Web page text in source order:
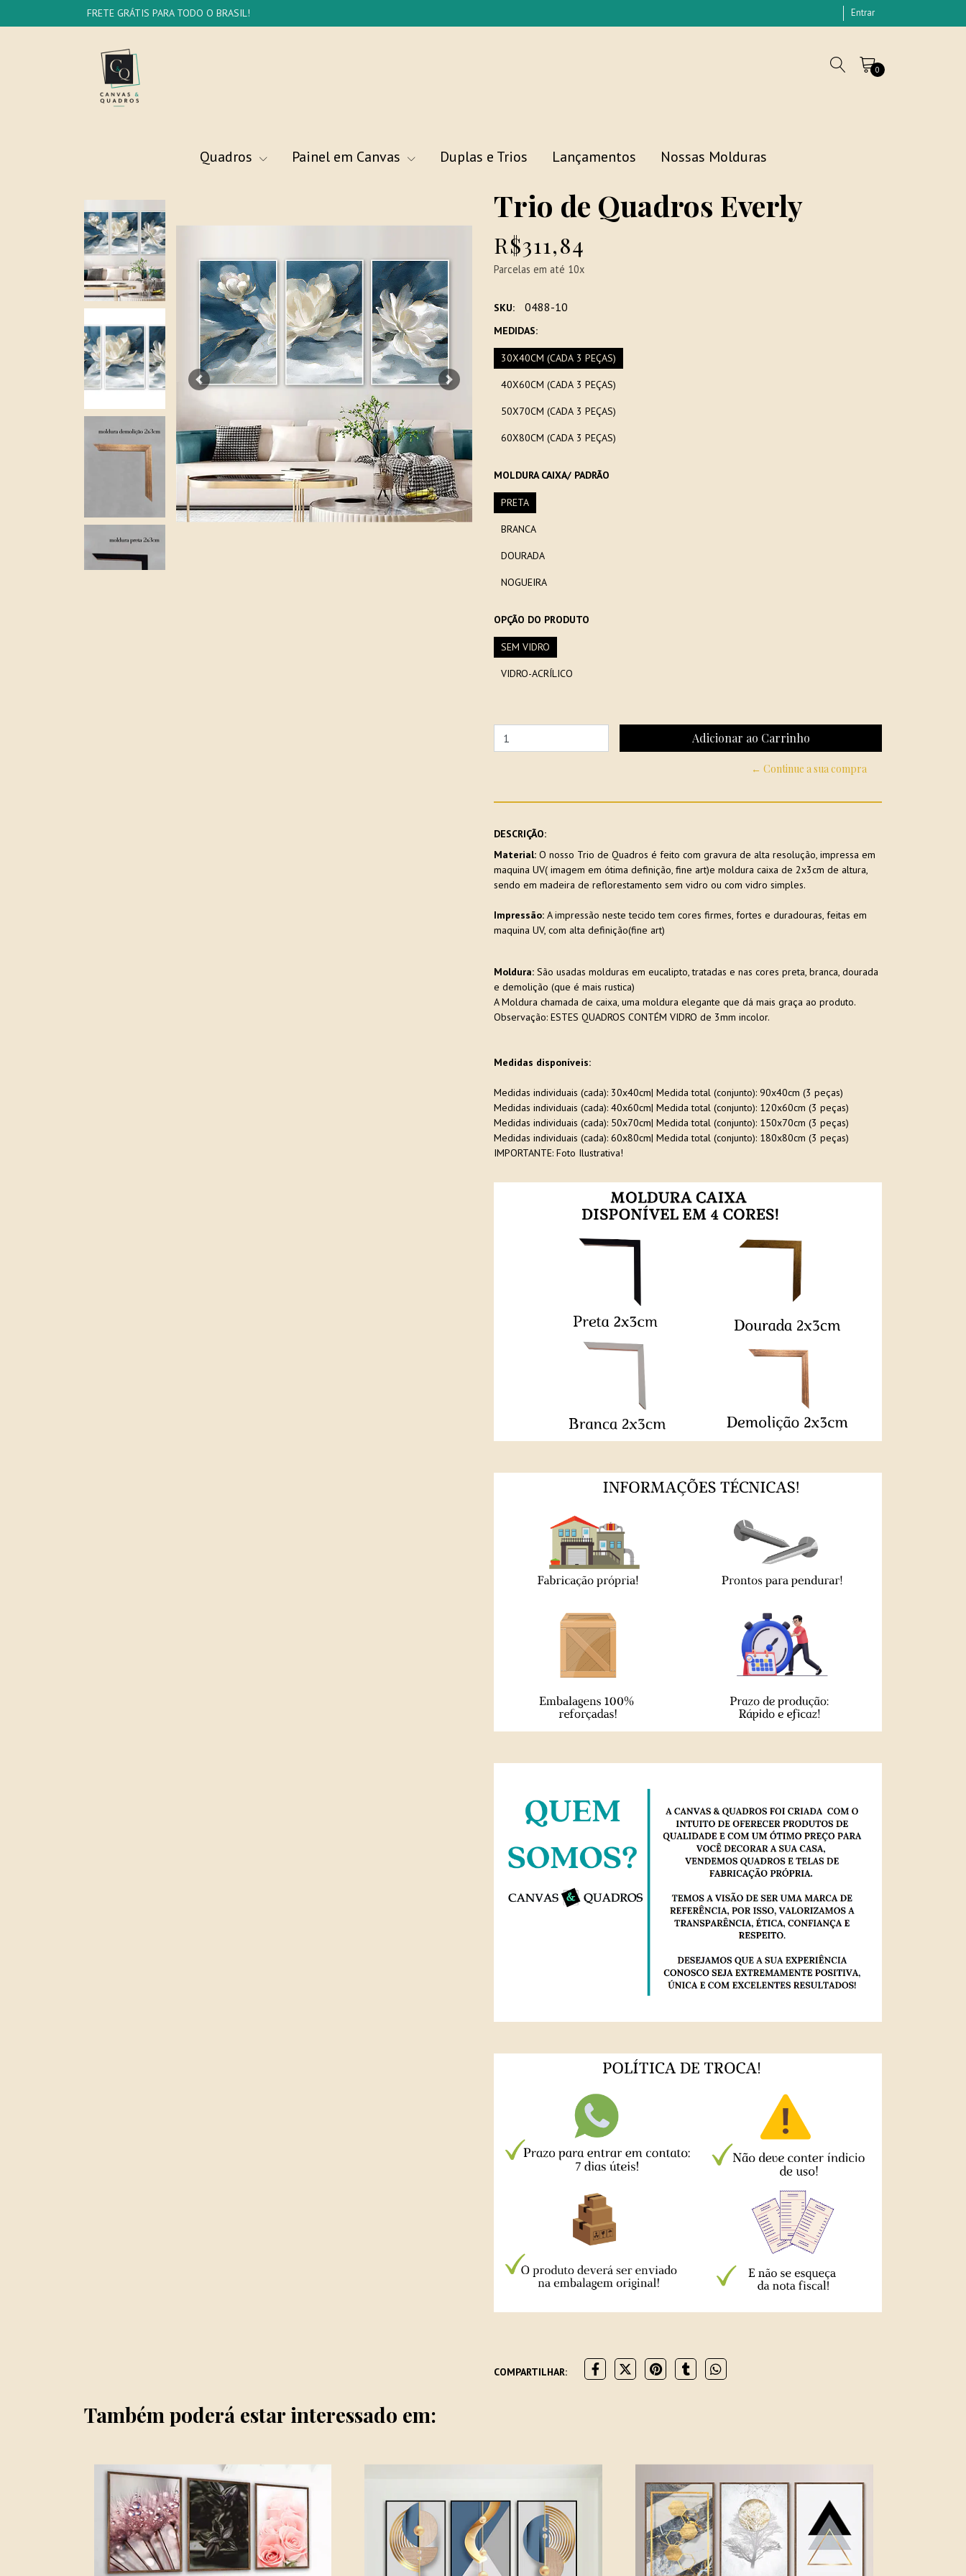
FRETE GRÁTIS PARA TODO O BRASIL! Entrar
0
Quadros Painel em Canvas Duplas e Trios Lançamentos Nossas Molduras
Previous Next
Trio de Quadros Everly
R$311,84
Parcelas em até 10x
SKU: 0488-10
MEDIDAS:
30X40CM (CADA 3 PEÇAS)
40X60CM (CADA 3 PEÇAS)
50X70CM (CADA 3 PEÇAS)
60X80CM (CADA 3 PEÇAS)
MOLDURA CAIXA/ PADRÃO
PRETA
BRANCA
DOURADA
NOGUEIRA
OPÇÃO DO PRODUTO
SEM VIDRO
VIDRO-ACRÍLICO
← Continue a sua compra
DESCRIÇÃO:
Material: O nosso Trio de Quadros é feito com gravura de alta resolução, impressa em
maquina UV( imagem em ótima definição, fine art)e moldura caixa de 2x3cm de altura,
sendo em madeira de reflorestamento sem vidro ou com vidro simples.
Impressão: A impressão neste tecido tem cores firmes, fortes e duradouras, feitas em
maquina UV, com alta definição(fine art)
Moldura: São usadas molduras em eucalipto, tratadas e nas cores preta, branca, dourada
e demolição (que é mais rustica)
A Moldura chamada de caixa, uma moldura elegante que dá mais graça ao produto.
Observação: ESTES QUADROS CONTÉM VIDRO de 3mm incolor.
Medidas disponíveis:
Medidas individuais (cada): 30x40cm| Medida total (conjunto): 90x40cm (3 peças)
Medidas individuais (cada): 40x60cm| Medida total (conjunto): 120x60cm (3 peças)
Medidas individuais (cada): 50x70cm| Medida total (conjunto): 150x70cm (3 peças)
Medidas individuais (cada): 60x80cm| Medida total (conjunto): 180x80cm (3 peças)
IMPORTANTE: Foto Ilustrativa!
COMPARTILHAR:
Também poderá estar interessado em: